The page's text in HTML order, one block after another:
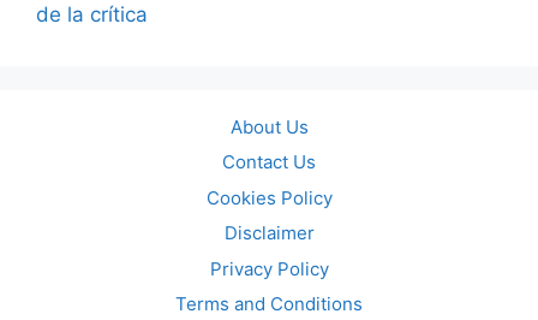
de la crítica
About Us
Contact Us
Cookies Policy
Disclaimer
Privacy Policy
Terms and Conditions